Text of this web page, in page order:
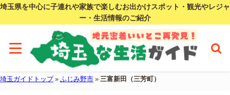
埼玉県を中心に子連れや家族で楽しむお出かけスポット・観光やレジャ
ー・生活情報のご紹介
埼玉ガイドトップ» ふじみ野市 » 三富新田（三芳町）